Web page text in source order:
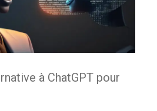
à ChatGPT pour